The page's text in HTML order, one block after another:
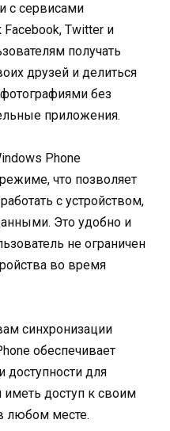
с сервисами
Facebook, Twitter и
получать
друзей и делиться
без
приложения.
Phone
что позволяет
с устройством,
Это удобно и
не ограничен
во время
синхронизации
обеспечивает
доступности для
иметь доступ к своим
любом месте.